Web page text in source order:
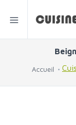
Accueil